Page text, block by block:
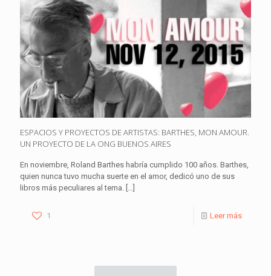
ESPACIOS Y PROYECTOS DE ARTISTAS: BARTHES, MON AMOUR.
UN PROYECTO DE LA ONG BUENOS AIRES
En noviembre, Roland Barthes habría cumplido 100 años. Barthes,
quien nunca tuvo mucha suerte en el amor, dedicó uno de sus
libros más peculiares al tema. […]
1 Leer más